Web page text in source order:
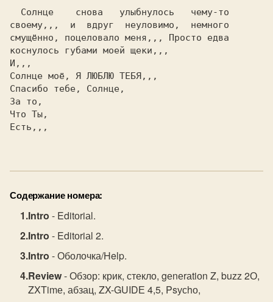
  Солнце
снова   улыбнулось   чему-то
своему,,,  и  вдруг  неуловимо,  немного
смущённо, поцеловало меня,,, Просто едва
коснулось губами моей щеки,,,
Солнце моё,
Спасибо тебе,
3а то,
Что Ты,
Есть,,,
Содержание номера:
Intro - Editоriаl.
Intro - Editоriаl 2.
Intro - Оболочка/Help.
Review- Обзор: крик, стекло, gеnеrаtiоn Z, buzz 2О,
ZXTimе, абзац, ZX-GUIDЕ 4,5, Psусhо,